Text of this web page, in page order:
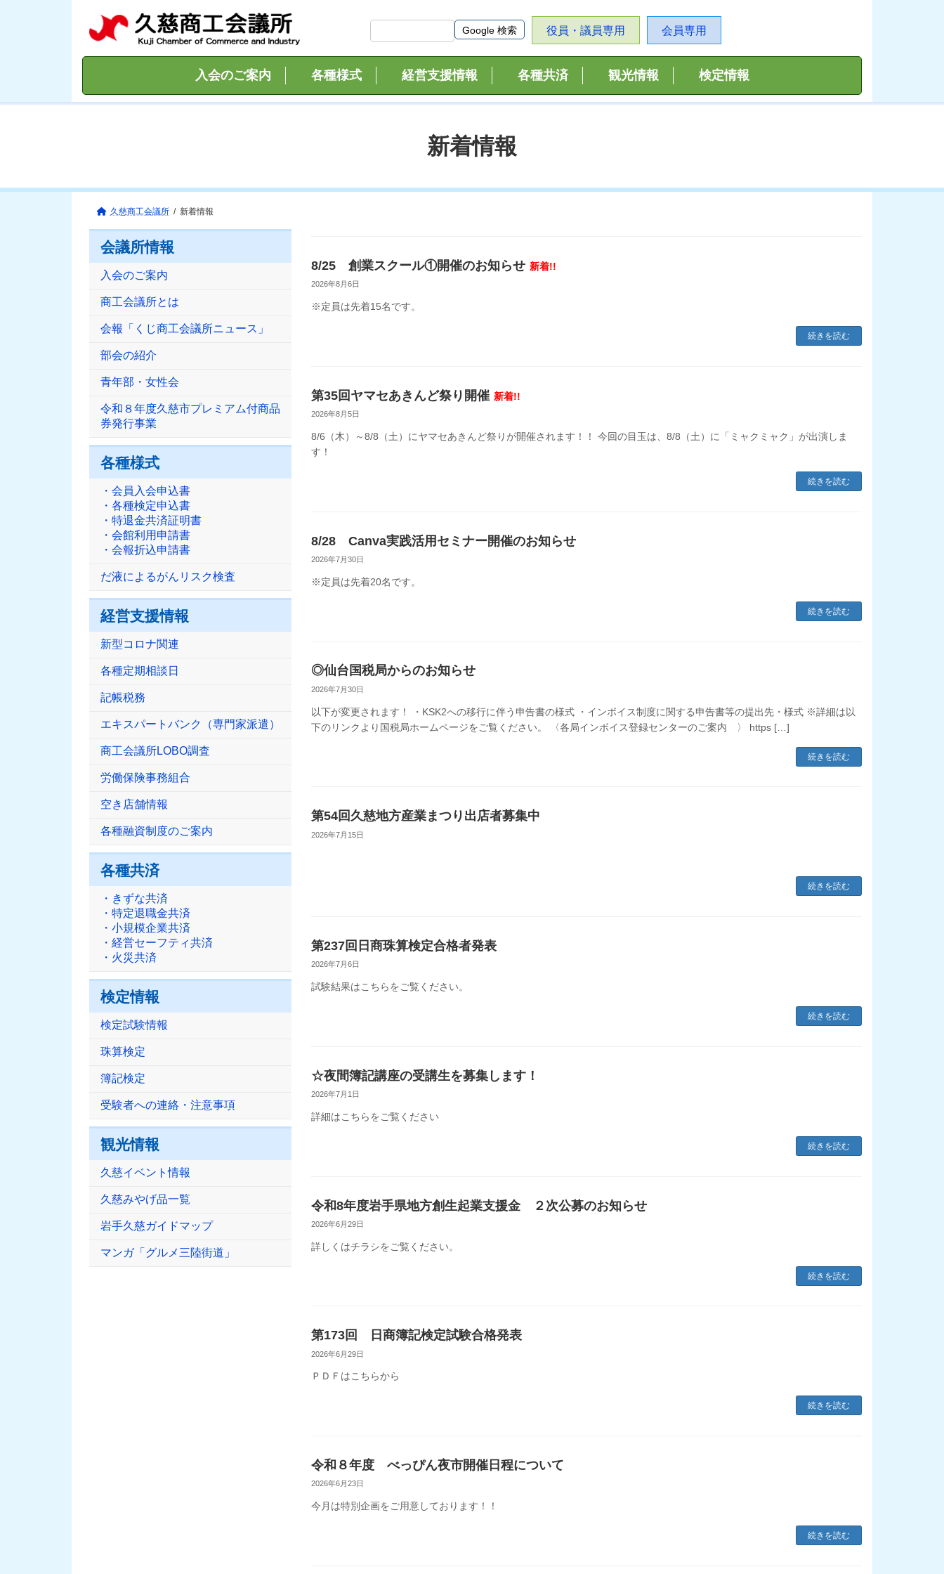
役員・議員専用 会員専用
入会のご案内 各種様式 経営支援情報 各種共済 観光情報 検定情報
新着情報
久慈商工会議所 新着情報
8/25 創業スクール①開催のお知らせ 新着!!
2026年8月6日
※定員は先着15名です。
続きを読む
第35回ヤマセあきんど祭り開催 新着!!
2026年8月5日
8/6（木）～8/8（土）にヤマセあきんど祭りが開催されます！！ 今回の目玉は、8/8（土）に「ミャクミャク」が出演しま
す！
続きを読む
8/28 Canva実践活用セミナー開催のお知らせ
2026年7月30日
※定員は先着20名です。
続きを読む
◎仙台国税局からのお知らせ
2026年7月30日
以下が変更されます！ ・KSK2への移行に伴う申告書の様式 ・インボイス制度に関する申告書等の提出先・様式 ※詳細は以
下のリンクより国税局ホームページをご覧ください。 〈各局インボイス登録センターのご案内 〉 https […]
続きを読む
第54回久慈地方産業まつり出店者募集中
2026年7月15日
続きを読む
第237回日商珠算検定合格者発表
2026年7月6日
試験結果はこちらをご覧ください。
続きを読む
☆夜間簿記講座の受講生を募集します！
2026年7月1日
詳細はこちらをご覧ください
続きを読む
令和8年度岩手県地方創生起業支援金 ２次公募のお知らせ
2026年6月29日
詳しくはチラシをご覧ください。
続きを読む
第173回 日商簿記検定試験合格発表
2026年6月29日
ＰＤＦはこちらから
続きを読む
令和８年度 べっぴん夜市開催日程について
2026年6月23日
今月は特別企画をご用意しております！！
続きを読む
会議所情報
入会のご案内
商工会議所とは
会報「くじ商工会議所ニュース」
部会の紹介
青年部・女性会
令和８年度久慈市プレミアム付商品
券発行事業
各種様式
・会員入会申込書
・各種検定申込書
・特退金共済証明書
・会館利用申請書
・会報折込申請書
だ液によるがんリスク検査
経営支援情報
新型コロナ関連
各種定期相談日
記帳税務
エキスパートバンク（専門家派遣）
商工会議所LOBO調査
労働保険事務組合
空き店舗情報
各種融資制度のご案内
各種共済
・きずな共済
・特定退職金共済
・小規模企業共済
・経営セーフティ共済
・火災共済
検定情報
検定試験情報
珠算検定
簿記検定
受験者への連絡・注意事項
観光情報
久慈イベント情報
久慈みやげ品一覧
岩手久慈ガイドマップ
マンガ「グルメ三陸街道」